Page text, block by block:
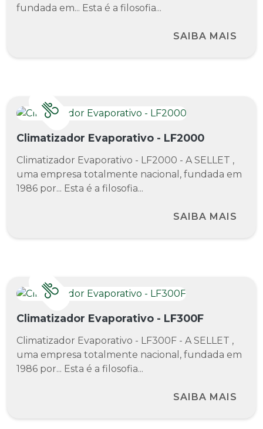
fundada em... Esta é a filosofia...
SAIBA MAIS
Climatizador Evaporativo - LF2000
Climatizador Evaporativo - LF2000 - A SELLET ,
uma empresa totalmente nacional, fundada em
1986 por... Esta é a filosofia...
SAIBA MAIS
Climatizador Evaporativo - LF300F
Climatizador Evaporativo - LF300F - A SELLET ,
uma empresa totalmente nacional, fundada em
1986 por... Esta é a filosofia...
SAIBA MAIS